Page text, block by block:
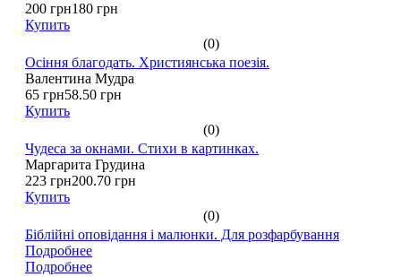
200 грн180 грн
Купить
(0)
Осіння благодать. Християнська поезія.
Валентина Мудра
65 грн58.50 грн
Купить
(0)
Чудеса за окнами. Стихи в картинках.
Маргарита Грудина
223 грн200.70 грн
Купить
(0)
Біблійні оповідання і малюнки. Для розфарбування
Подробнее
Подробнее